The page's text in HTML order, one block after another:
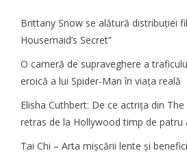
Brittany Snow se alătură distribuției
Housemaid’s Secret”
O cameră de supraveghere a
eroică a lui Spider-Man în viața reală
Elisha Cuthbert: De ce actrița din
retras de la Hollywood timp de patru
Tai Chi – Arta mișcării lente și